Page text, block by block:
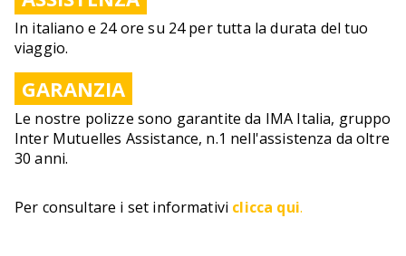
In italiano e 24 ore su 24 per tutta la durata del tuo
viaggio.
GARANZIA
Le nostre polizze sono garantite da IMA Italia, gruppo
Inter Mutuelles Assistance, n.1 nell'assistenza da oltre
30 anni.
Per consultare i set informativi clicca qui.